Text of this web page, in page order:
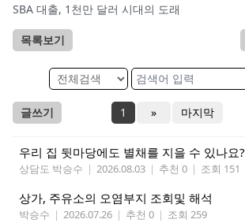
SBA 대출, 1천만 달러 시대의 도래
목록보기
글쓰기 1 » 마지막
우리 집 뒷마당에도 별채를 지을 수 있나요?
상담도 박승수 | 2026.08.03 | 추천 0 | 조회 151
상가, 주유소의 오염부지 조회및 해석
박승수 | 2026.07.26 | 추천 0 | 조회 259